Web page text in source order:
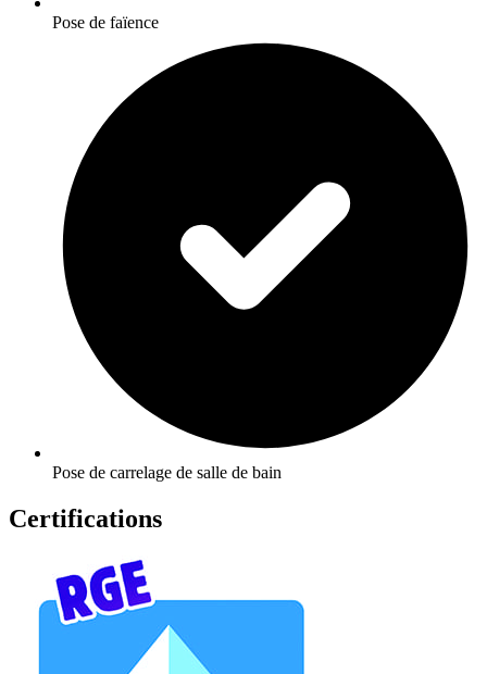
Pose de faïence
Pose de carrelage de salle de bain
Certifications